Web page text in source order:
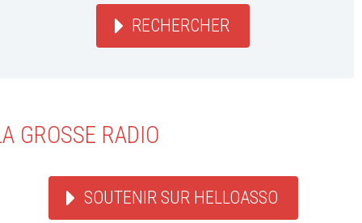
RECHERCHER
GROSSE RADIO
SOUTENIR SUR HELLOASSO